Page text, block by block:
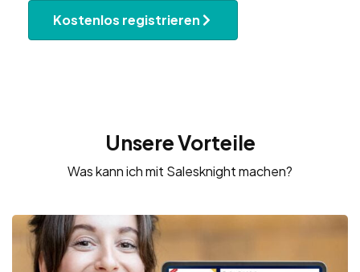
Kostenlos registrieren
Unsere Vorteile
Was kann ich mit Salesknight machen?